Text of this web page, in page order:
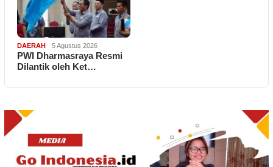
DAERAH 5 Agustus 2026
PWI Dharmasraya Resmi
Dilantik oleh Ket…